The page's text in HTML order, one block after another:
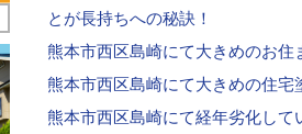
とが長持ちへの秘訣！
熊本市西区島崎にて大きめのお住
熊本市西区島崎にて大きめの住宅
熊本市西区島崎にて経年劣化し